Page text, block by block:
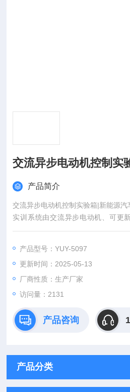
交流异步电动机控制实
产品简介
交流异步电动机控制实验箱|新能源汽
实训系统由交流异步电动机、可更
关、换向开关、电池、实训面板、连
产品型号：YUY-5097
更新时间：2025-05-13
厂商性质：生产厂家
访问量：2131
产品咨询
产品分类